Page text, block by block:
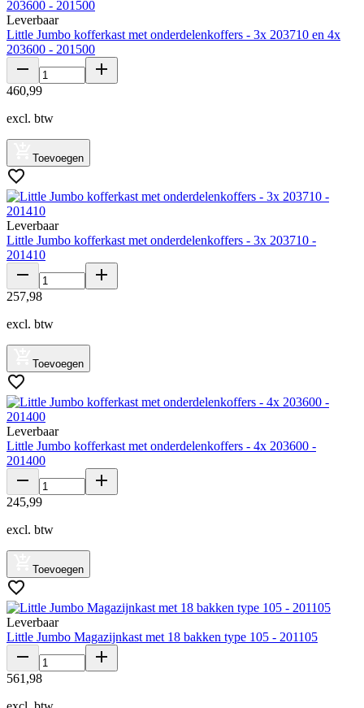
Leverbaar
Little Jumbo kofferkast met onderdelenkoffers - 3x 203710 en 4x
203600 - 201500
460,99
excl. btw
Toevoegen
Leverbaar
Little Jumbo kofferkast met onderdelenkoffers - 3x 203710 -
201410
257,98
excl. btw
Toevoegen
Leverbaar
Little Jumbo kofferkast met onderdelenkoffers - 4x 203600 -
201400
245,99
excl. btw
Toevoegen
Leverbaar
Little Jumbo Magazijnkast met 18 bakken type 105 - 201105
561 ,98